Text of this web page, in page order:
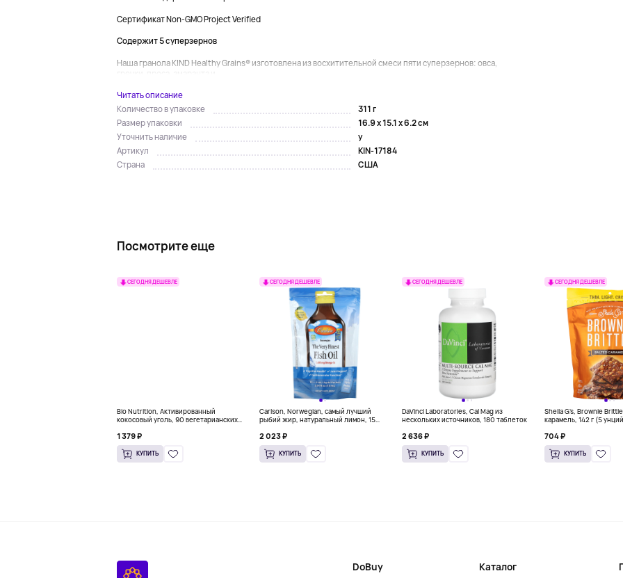
Сертификат Non-GMO Project Verified
Содержит 5 суперзернов
Наша гранола KIND Healthy Grains® изготовлена из восхитительной смеси пяти суперзернов: овса,
Читать описание
Количество в упаковке
311 г
Размер упаковки
16.9 x 15.1 x 6.2 см
Уточнить наличие
y
Артикул
KIN-17184
Страна
США
Посмотрите еще
СЕГОДНЯ ДЕШЕВЛЕ
Bio Nutrition, Активированный
кокосовый уголь, 90 вегетарианских
1 379 ₽
КУПИТЬ
СЕГОДНЯ ДЕШЕВЛЕ
Carlson, Norwegian, самый лучший
рыбий жир, натуральный лимон, 15
2 023 ₽
КУПИТЬ
СЕГОДНЯ ДЕШЕВЛЕ
DaVinci Laboratories, Cal Mag из
нескольких источников, 180 таблеток
2 636 ₽
КУПИТЬ
СЕГОДНЯ ДЕШЕВЛЕ
Sheila G's, Brownie
карамель, 142 г (5
704 ₽
КУПИТЬ
DoBuy Каталог